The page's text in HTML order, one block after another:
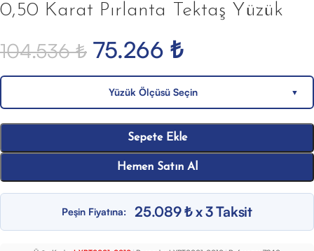
0,50 Karat Pırlanta Tektaş Yüzük
104.536₺ 75.266 ₺
Yüzük Ölçüsü Seçin ▼
Sepete Ekle
Hemen Satın Al
Peşin Fiyatına: 25.089 ₺ x 3 Taksit